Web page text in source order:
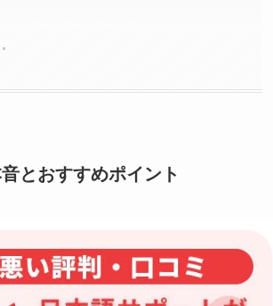
とおすすめポイント